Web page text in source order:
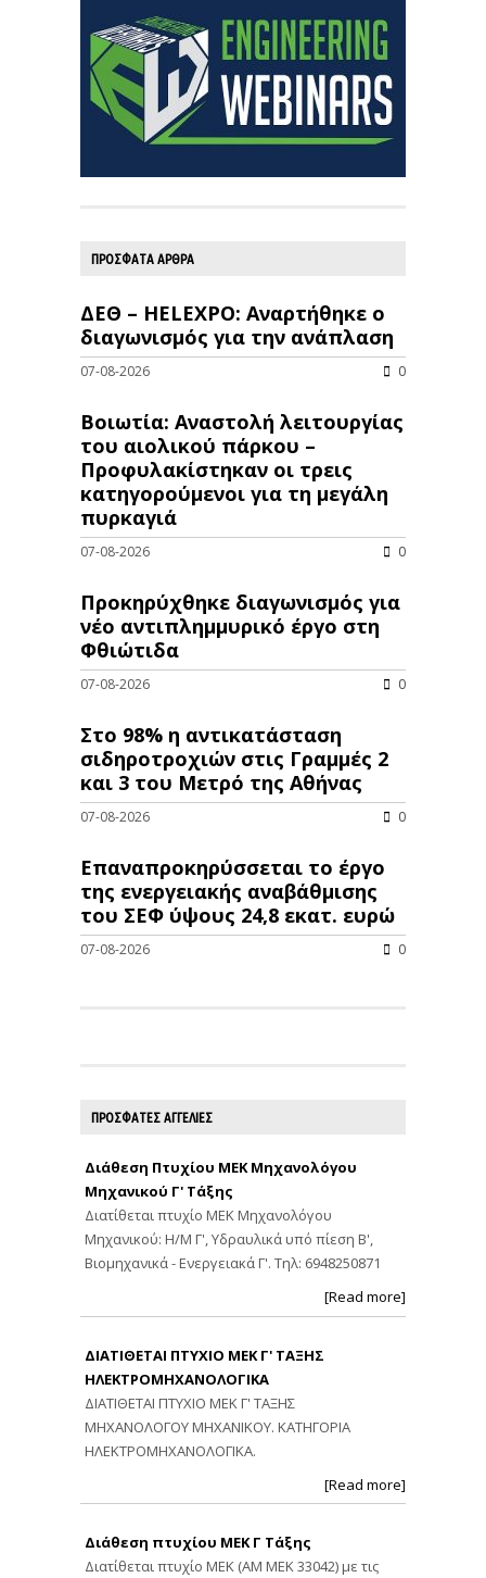
ΠΡΟΣΦΑΤΑ ΑΡΘΡΑ
ΔΕΘ – HELEXPO: Αναρτήθηκε ο
διαγωνισμός για την ανάπλαση
07-08-2026 0
Βοιωτία: Αναστολή λειτουργίας
του αιολικού πάρκου –
Προφυλακίστηκαν οι τρεις
κατηγορούμενοι για τη μεγάλη
πυρκαγιά
07-08-2026 0
Προκηρύχθηκε διαγωνισμός για
νέo αντιπλημμυρικό έργο στη
Φθιώτιδα
07-08-2026 0
Στο 98% η αντικατάσταση
σιδηροτροχιών στις Γραμμές 2
και 3 του Μετρό της Αθήνας
07-08-2026 0
Επαναπροκηρύσσεται το έργο
της ενεργειακής αναβάθμισης
του ΣΕΦ ύψους 24,8 εκατ. ευρώ
07-08-2026 0
ΠΡΟΣΦΑΤΕΣ ΑΓΓΕΛΙΕΣ
Διάθεση Πτυχίου ΜΕΚ Μηχανολόγου
Μηχανικού Γ' Τάξης
Διατίθεται πτυχίο ΜΕΚ Μηχανολόγου
Μηχανικού: Η/Μ Γ', Υδραυλικά υπό πίεση Β',
Βιομηχανικά - Ενεργειακά Γ'. Τηλ: 6948250871
[Read more]
ΔΙΑΤΙΘΕΤΑΙ ΠΤΥΧΙΟ ΜΕΚ Γ' ΤΑΞΗΣ
ΗΛΕΚΤΡΟΜΗΧΑΝΟΛΟΓΙΚΑ
ΔΙΑΤΙΘΕΤΑΙ ΠΤΥΧΙΟ ΜΕΚ Γ' ΤΑΞΗΣ
ΜΗΧΑΝΟΛΟΓΟΥ ΜΗΧΑΝΙΚΟΥ. ΚΑΤΗΓΟΡΙΑ
ΗΛΕΚΤΡΟΜΗΧΑΝΟΛΟΓΙΚΑ.
[Read more]
Διάθεση πτυχίου ΜΕΚ Γ Τάξης
Διατίθεται πτυχίο ΜΕΚ (ΑΜ ΜΕΚ 33042) με τις